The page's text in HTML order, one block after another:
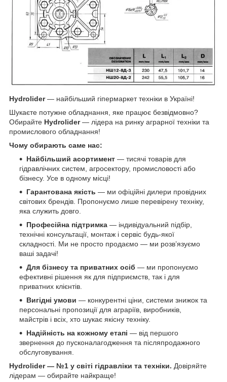
Hydrolider— найбільший гіпермаркет техніки в Україні!
Шукаєте потужне обладнання, яке працює безвідмовно?
Обирайте Hydrolider— лідера на ринку аграрної техніки та
промислового обладнання!
Чому обирають саме нас:
Найбільший асортимент — тисячі товарів для
гідравлічних систем, агросектору, промисловості або
бізнесу. Усе в одному місці!
Гарантована якість — ми офіційні дилери провідних
світових брендів. Пропонуємо лише перевірену техніку,
яка служить довго.
Професійна підтримка — індивідуальний підбір,
технічні консультації, монтаж і сервіс будь-якої
складності. Ми не просто продаємо — ми розв’язуємо
ваші задачі!
Для бізнесу та приватних осіб — ми пропонуємо
ефективні рішення як для підприємств, так і для
приватних клієнтів.
Вигідні умови — конкурентні ціни, системи знижок та
персональні пропозиції для аграріїв, виробників,
майстрів і всіх, хто шукає якісну техніку.
Надійність на кожному етапі — від першого
звернення до пусконалагодження та післяпродажного
обслуговування.
Hydrolider — №1 у світі гідравліки та техніки. Довіряйте
лідерам — обирайте найкраще!